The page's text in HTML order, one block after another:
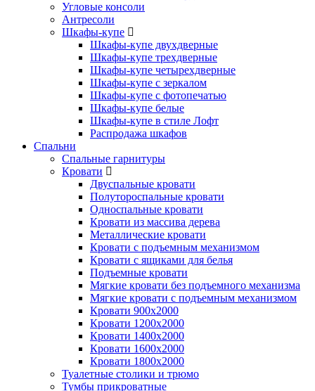
Угловые консоли
Антресоли
Шкафы-купе
Шкафы-купе двухдверные
Шкафы-купе трехдверные
Шкафы-купе четырехдверные
Шкафы-купе с зеркалом
Шкафы-купе с фотопечатью
Шкафы-купе белые
Шкафы-купе в стиле Лофт
Распродажа шкафов
Спальни
Спальные гарнитуры
Кровати
Двуспальные кровати
Полутороспальные кровати
Односпальные кровати
Кровати из массива дерева
Металлические кровати
Кровати с подъемным механизмом
Кровати с ящиками для белья
Подъемные кровати
Мягкие кровати без подъемного механизма
Мягкие кровати с подъемным механизмом
Кровати 900х2000
Кровати 1200х2000
Кровати 1400х2000
Кровати 1600х2000
Кровати 1800х2000
Туалетные столики и трюмо
Тумбы прикроватные